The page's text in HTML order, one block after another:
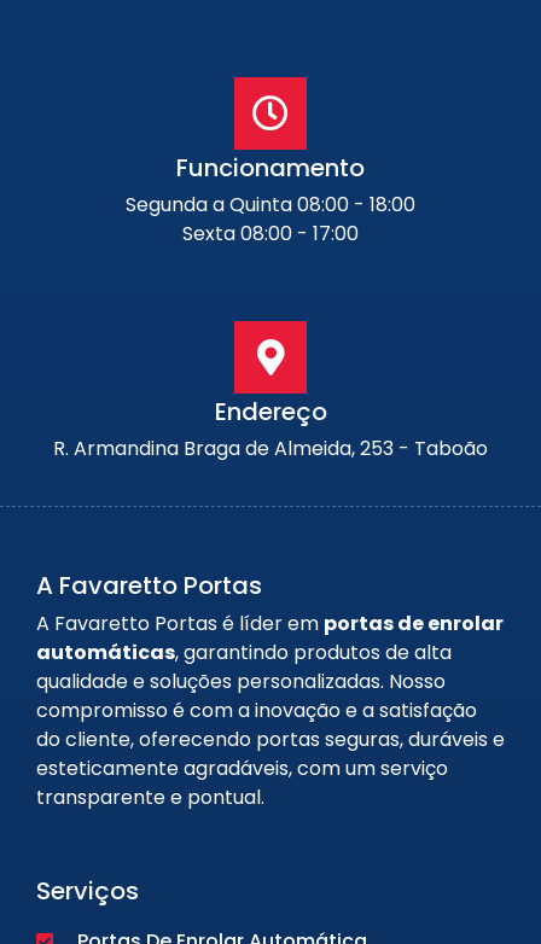
Funcionamento
Segunda a Quinta 08:00 - 18:00
Sexta 08:00 - 17:00
Endereço
R. Armandina Braga de Almeida, 253 - Taboão
A Favaretto Portas
A Favaretto Portas é líder em portas de enrolar
automáticas, garantindo produtos de alta
qualidade e soluções personalizadas. Nosso
compromisso é com a inovação e a satisfação
do cliente, oferecendo portas seguras, duráveis e
esteticamente agradáveis, com um serviço
transparente e pontual.
Serviços